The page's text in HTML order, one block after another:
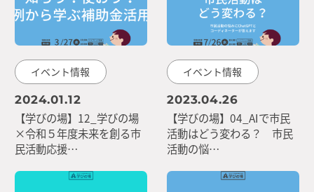
イベント情報
2024.01.12
【学びの場】12_学びの場
×令和５年度未来を創る市
民活動応援…
イベント情報
2023.04.26
【学びの場】04_AIで市民
活動はどう変わる？ 市民
活動の悩…